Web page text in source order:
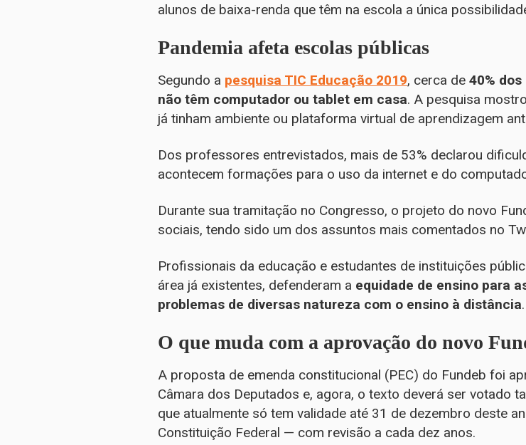
alunos de baixa-renda que têm na escola a única
Pandemia afeta escolas públicas
Segundo a pesquisa TIC Educação 2019, cerca de 40%
não têm computador ou tablet em casa. A pesquisa
já tinham ambiente ou plataforma virtual de aprendizagem
Dos professores entrevistados, mais de 53% declarou
acontecem formações para o uso da internet e do
Durante sua tramitação no Congresso, o projeto do novo
sociais, tendo sido um dos assuntos mais comentados no
Profissionais da educação e estudantes de instituições
área já existentes, defenderam a equidade de ensino para
problemas de diversas natureza com o ensino à distância.
O que muda com a aprovação do novo
A proposta de emenda constitucional (PEC) do Fundeb foi
Câmara dos Deputados e, agora, o texto deverá ser votado
que atualmente só tem validade até 31 de dezembro deste
Constituição Federal — com revisão a cada dez anos.